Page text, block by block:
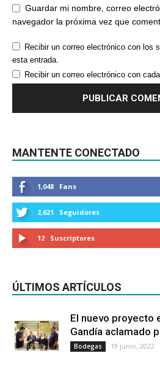
Guardar mi nombre, correo
navegador la próxima vez que
Recibir un correo electrónico con los
esta entrada.
Recibir un correo electrónico con
MANTENTE CONECTADO
1,048 Fans
2,621 Seguidores
12 Suscriptores
ÚLTIMOS ARTÍCULOS
El nuevo proyecto
Gandía aclamado
Bodegas 19 junio, 2022